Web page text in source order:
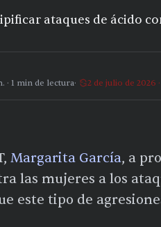
· 1 min de lectura 2 de julio de 2026
Margarita García, a
las mujeres a los
este tipo de